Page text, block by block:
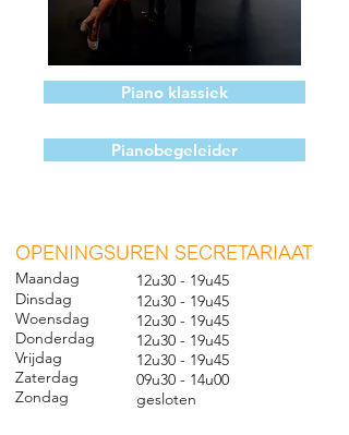
Piano klassiek
Pianobegeleider
OPENINGSUREN SECRETARIAAT
Maandag
Dinsdag
Woensdag
Donderdag
Vrijdag
Zaterdag
Zondag
12u30 - 19u45
12u30 - 19u45
12u30 - 19u45
12u30 - 19u45
12u30 - 19u45
09u30 - 14u00
gesloten